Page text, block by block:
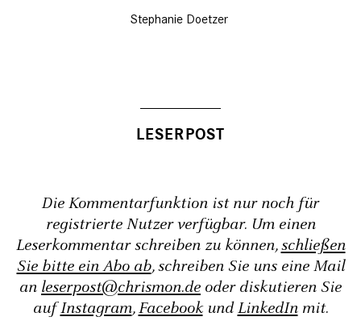
Stephanie Doetzer
Die Kommentarfunktion ist nur noch für
registrierte Nutzer verfügbar. Um einen
Leserkommentar schreiben zu können,schließen
Sie bitte ein Abo ab, schreiben Sie uns eine Mail
an leserpost@chrismon.de oder diskutieren Sie
aufInstagram,FacebookundLinkedInmit.